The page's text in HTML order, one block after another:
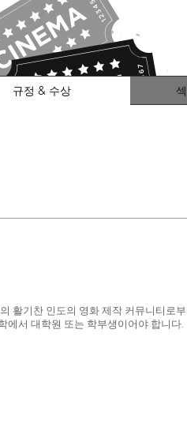
규정 & 수상
활기찬 인도의 영화 제작 커뮤니티로
에서 대학원 또는 학부생이어야 합니다.